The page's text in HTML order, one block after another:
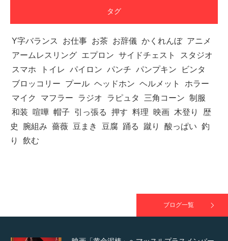
タグ
Y字バランス お仕事 お茶 お辞儀 かくれんぼ アニメ
アームレスリング エプロン サイドチェスト
スタジオ
スマホ
トイレ パイロン パンチ パンプキン
ビンタ
ブロッコリー
プール ヘッドホン ヘルメット
ホラー
マイク
マフラー ラジオ ラピュタ 三角コーン 制服
和装
喧嘩 帽子 引っ張る 押す 料理 映画 木登り
歴
史
腕組み 薔薇 豆まき 豆腐 踊る 蹴り 酸っぱい 釣
り
飲む
ブログ一覧
【TV】TBS番組「ひるおび」にてマッスルプ
ラスが紹介されま…
TOKYO FMラジオ番組「ONE MORNING」
で紹介さ…
映画「黄金泥棒」へマッスルプラスメンバー